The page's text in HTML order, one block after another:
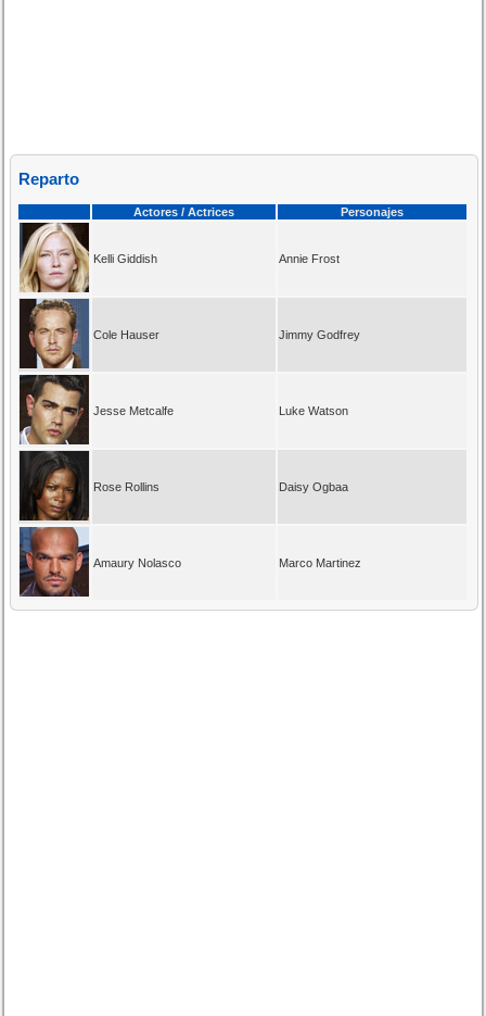
Reparto
Actores / Actrices Personajes
Kelli Giddish Annie Frost
Cole Hauser Jimmy Godfrey
Jesse Metcalfe Luke Watson
Rose Rollins Daisy Ogbaa
Amaury Nolasco Marco Martinez